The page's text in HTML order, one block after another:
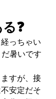
❓
っちゃい
暑いです
すが、接
安定だそ